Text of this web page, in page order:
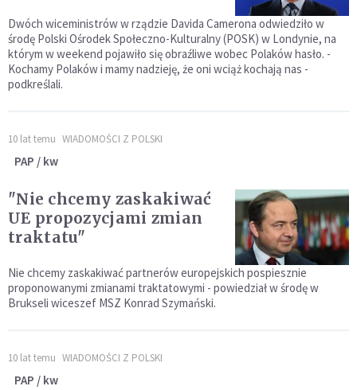
Dwóch wiceministrów w rządzie Davida Camerona odwiedziło w
środę Polski Ośrodek Społeczno-Kulturalny (POSK) w Londynie, na
którym w weekend pojawiło się obraźliwe wobec Polaków hasło. -
Kochamy Polaków i mamy nadzieję, że oni wciąż kochają nas -
podkreślali.
10 lat temu WIADOMOŚCI Z POLSKI
PAP / kw
"Nie chcemy zaskakiwać
UE propozycjami zmian
traktatu"
Nie chcemy zaskakiwać partnerów europejskich pospiesznie
proponowanymi zmianami traktatowymi - powiedział w środę w
Brukseli wiceszef MSZ Konrad Szymański.
10 lat temu WIADOMOŚCI Z POLSKI
PAP / kw